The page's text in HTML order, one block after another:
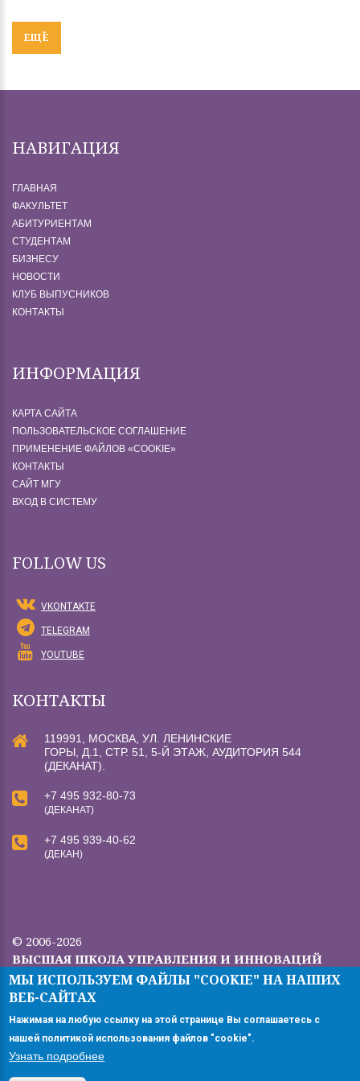
ЕЩЁ
НАВИГАЦИЯ
ГЛАВНАЯ
ФАКУЛЬТЕТ
АБИТУРИЕНТАМ
СТУДЕНТАМ
БИЗНЕСУ
НОВОСТИ
КЛУБ ВЫПУСНИКОВ
КОНТАКТЫ
ИНФОРМАЦИЯ
КАРТА САЙТА
ПОЛЬЗОВАТЕЛЬСКОЕ СОГЛАШЕНИЕ
ПРИМЕНЕНИЕ ФАЙЛОВ «СOOKIE»
КОНТАКТЫ
САЙТ МГУ
ВХОД В СИСТЕМУ
FOLLOW US
VKONTAKTE
TELEGRAM
YOUTUBE
КОНТАКТЫ
119991, МОСКВА, УЛ. ЛЕНИНСКИЕ
ГОРЫ, Д.1, СТР. 51, 5-Й ЭТАЖ, АУДИТОРИЯ 544
(ДЕКАНАТ).
+7 495 932-80-73
(ДЕКАНАТ)
+7 495 939-40-62
(ДЕКАН)
© 2006-2026
ВЫСШАЯ ШКОЛА УПРАВЛЕНИЯ И ИННОВАЦИЙ
МГУ.
Все права защищены.
Версия для ПК
МЫ ИСПОЛЬЗУЕМ ФАЙЛЫ "COOKIE" НА НАШИХ
ВЕБ-САЙТАХ
Нажимая на любую ссылку на этой странице Вы соглашаетесь с
нашей политикой использования файлов "cookie".
Узнать подробнее